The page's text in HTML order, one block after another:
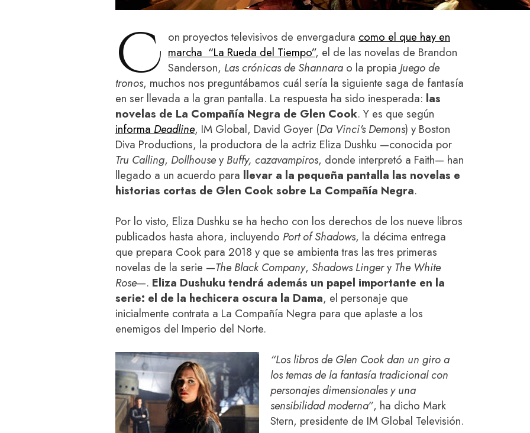
C on proyectos televisivos de envergadura como el que hay en
marcha “La Rueda del Tiempo”, el de las novelas de Brandon
Sanderson, Las crónicas de Shannara o la propia Juego de
tronos, muchos nos preguntábamos cuál sería la siguiente saga de fantasía
en ser llevada a la gran pantalla. La respuesta ha sido inesperada: las
novelas de La Compañía Negra de Glen Cook. Y es que según
informa Deadline, IM Global, David Goyer (Da Vinci's Demons) y Boston
Diva Productions, la productora de la actriz Eliza Dushku —conocida por
Tru Calling, Dollhousey Buffy, cazavampiros, donde interpretó a Faith— han
llegado a un acuerdo para llevar a la pequeña pantalla las novelas e
historias cortas de Glen Cook sobre La Compañía Negra.
Por lo visto, Eliza Dushku se ha hecho con los derechos de los nueve libros
publicados hasta ahora, incluyendo Port of Shadows, la décima entrega
que prepara Cook para 2018 y que se ambienta tras las tres primeras
novelas de la serie —The Black Company, Shadows Lingery The White
Rose—. Eliza Dushuku tendrá además un papel importante en la
serie: el de la hechicera oscura la Dama, el personaje que
inicialmente contrata a La Compañía Negra para que aplaste a los
enemigos del Imperio del Norte.
“Los libros de Glen Cook dan un giro a
los temas de la fantasía tradicional con
personajes dimensionales y una
sensibilidad moderna”, ha dicho Mark
Stern, presidente de IM Global Televisión.